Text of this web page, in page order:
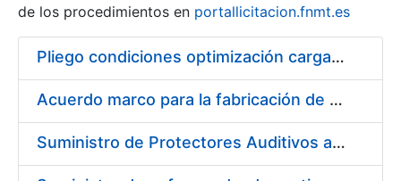
de los procedimientos en portallicitacion.fnmt.es
Pliego condiciones optimización cargas compras firmado
Acuerdo marco para la fabricación de piezas
Suministro de Protectores Auditivos a medida para las personas trabajadoras de los Centros de Trabajo de Madrid y Burgos